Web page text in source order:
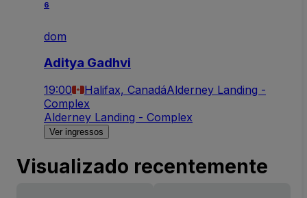
6
dom
Aditya Gadhvi
19:00 Halifax, CanadáAlderney Landing -
Complex
Alderney Landing - Complex
Ver ingressos
Visualizado recentemente